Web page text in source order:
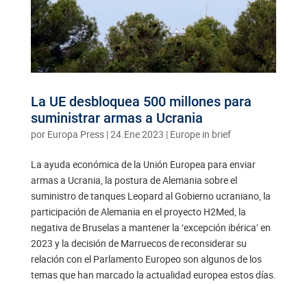
La UE desbloquea 500 millones para
suministrar armas a Ucrania
por Europa Press|24.Ene 2023 | Europe in brief
La ayuda económica de la Unión Europea para enviar
armas a Ucrania, la postura de Alemania sobre el
suministro de tanques Leopard al Gobierno ucraniano, la
participación de Alemania en el proyecto H2Med, la
negativa de Bruselas a mantener la ‘excepción ibérica’ en
2023 y la decisión de Marruecos de reconsiderar su
relación con el Parlamento Europeo son algunos de los
temas que han marcado la actualidad europea estos días.